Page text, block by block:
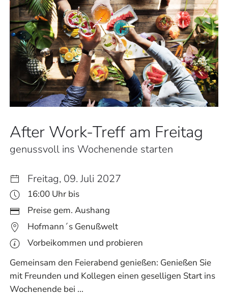
After Work-Treff am Freitag
genussvoll ins Wochenende starten
Freitag, 09. Juli 2027
16:00 Uhr bis
Preise gem. Aushang
Hofmann´s Genußwelt
Vorbeikommen und probieren
Gemeinsam den Feierabend genießen: Genießen Sie
mit Freunden und Kollegen einen geselligen Start ins
Wochenende bei ...